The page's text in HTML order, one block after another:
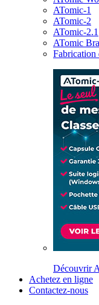
ATomic-1
ATomic-2
ATomic-2.1
ATomic
Fabrication
Découvrir
Achetez en ligne
Contactez-nous